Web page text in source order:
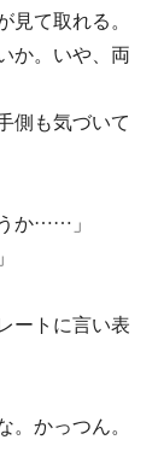
見て取れる。
か。いや、両
側も気づいて
か……」
ートに言い表
。かっつん。